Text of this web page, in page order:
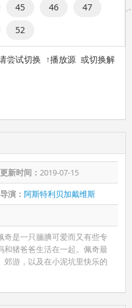
45 46
47
52
尝试切换 ↑播放源 或切换解
更新时间： 2019-07-15
导演： 阿斯特利贝加戴维斯
是一只腼腆可爱而又有些专
猪爸爸生活在一起。佩奇最
游，以及在小泥坑里快乐的